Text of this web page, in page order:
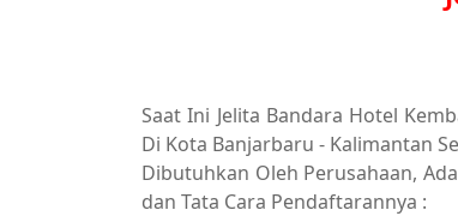
Saat Ini Jelita Bandara Hotel
Di Kota Banjarbaru - Kalimantan
Dibutuhkan Oleh Perusahaan,
dan Tata Cara Pendaftarannya :